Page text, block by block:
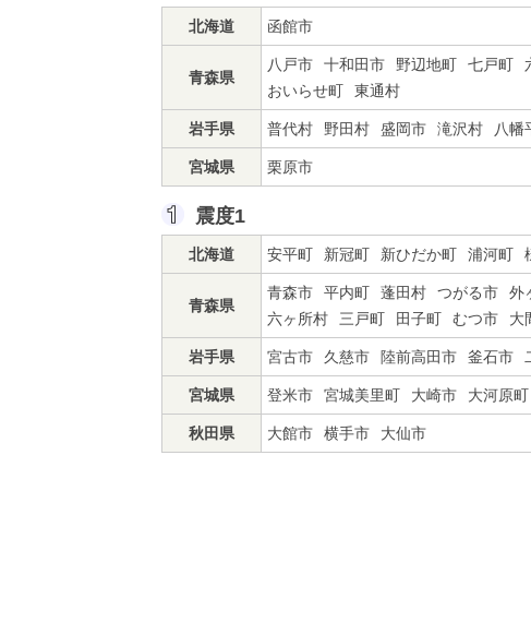
北海道 函館市
青森県
八戸市 十和田市 野辺地町 七戸町
おいらせ町
東通村
岩手県 普代村 野田村 盛岡市 滝沢村 八幡
宮城県 栗原市
震度1
北海道 安平町 新冠町 新ひだか町 浦河町
青森県
青森市 平内町 蓬田村 つがる市 外
六ヶ所村
三戸町 田子町 むつ市 大
岩手県 宮古市 久慈市 陸前高田市 釜石市
宮城県 登米市 宮城美里町 大崎市 大河原町
秋田県 大館市 横手市 大仙市